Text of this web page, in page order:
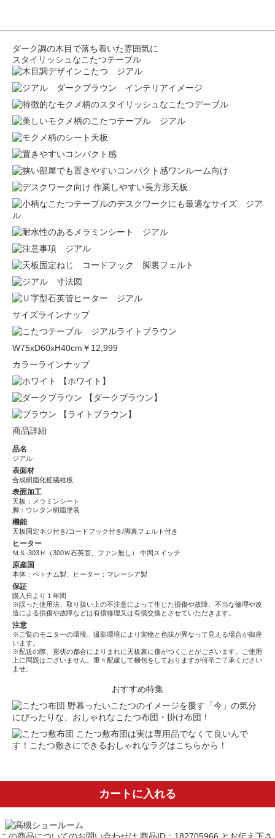
ダーク調の木目で落ち着いた雰囲気に
スタイリッシュなこたつテーブル
サイズラインナップ
W75xD60xH40cm ￥12,999
カラーラインナップ
【ホワイト】
【ダークブラウン】
【ライトブラウン】
商品詳細
品名
ジアル
表面材
合成樹脂化粧繊維板
表面加工
天板：メラミンシート
脚：ウレタン樹脂塗装
機能
天板固定ネジ付き/コードフック付き/脚裏フェルト付き
ヒーター
ＭＳ-303Ｈ（300Ｗ石英管、ファン無し） 中間スイッチ
原産国
本体：ベトナム製、ヒーター：マレーシア製
保証
購入日より１年間
※誤った使用法、取り扱い上の不注意によって生じた損傷や故障、不当な修理や改
造による損傷や故障などは有償修理又は有償交換とさせていただきます。
注意
※ご覧のモニターの環境、撮影環境により実物と色味が異なって見える場合が御座
います。
※配送の際、形状の都合によりまれに天板裏に傷がつくことがございます。ご使用
上に問題はございません。重々配慮して梱包をしておりますが何卒ご了承ください
ませ。
おすすめ特集
野暮ったいこたつのイメージを覆す「今」の気分
にぴったりな、おしゃれなこたつ布団・掛け布団！
こたつ敷布団は実は専用品でなくて良いんで
す！こたつ敷きにできるおしゃれなラグはこちらから！
カートに入れる